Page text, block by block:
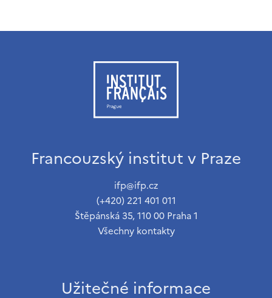
Francouzský institut v Praze
ifp@ifp.cz
(+420) 221 401 011
Štěpánská 35, 110 00 Praha 1
Všechny kontakty
Užitečné informace